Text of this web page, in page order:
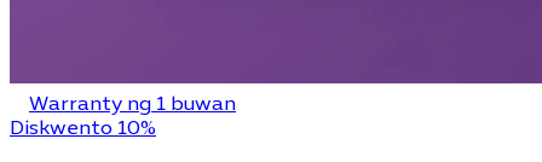
Warranty ng 1 buwan
Diskwento 10%